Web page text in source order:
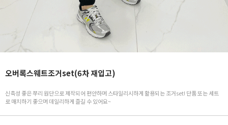
오버록스웨트조거set(6차 재입고)
신축성 좋은 쭈리 원단으로 제작되어 편안하며 스타일리시하게 활용되는 조거set! 단품 또는 세트
로 매치하기 좋으며 데일리하게 즐길 수 있어요~